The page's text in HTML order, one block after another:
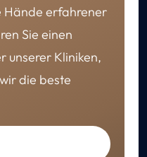
Hände erfahrener
Sie einen
unserer Kliniken,
die beste